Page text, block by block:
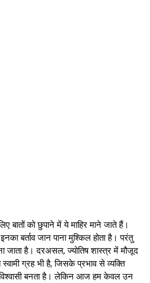
बातों को छुपाने में ये माहिर माने जाते हैं।
बर्ताव जान पाना मुश्किल होता है। परंतु
जाता है। दरअसल, ज्योतिष शास्त्र में मौजूद
ग्रह भी है, जिसके प्रभाव से व्यक्ति
बनता है। लेकिन आज हम केवल उन